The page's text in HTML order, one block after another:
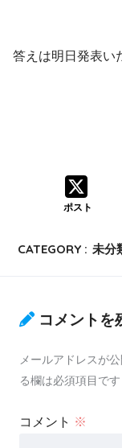
答えは明日発表い
ポスト
CATEGORY : 未分
コメントを
メールアドレスが
る欄は必須項目です
コメント ※